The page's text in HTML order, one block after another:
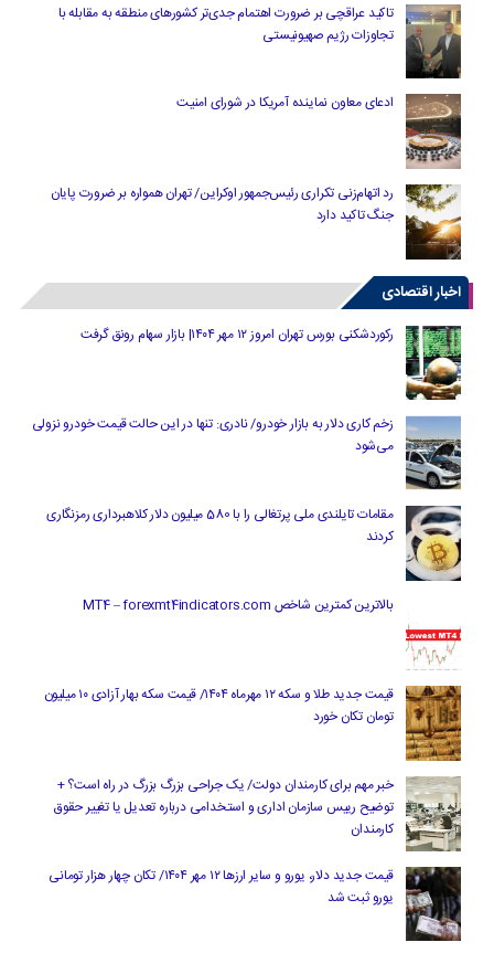
تاکید عراقچی بر ضرورت اهتمام جدی‌تر کشورهای منطقه به مقابله با
تجاوزات رژیم صهیونیستی
ادعای معاون نماینده آمریکا در شورای امنیت
رد اتهام‌زنی تکراری رئیس‌جمهور اوکراین/ تهران همواره بر ضرورت پایان
جنگ تاکید دارد
اخبار اقتصادی
رکوردشکنی بورس تهران امروز ۱۲ مهر ۱۴۰۴| بازار سهام رونق گرفت
زخم کاری دلار به بازار خودرو/ نادری: تنها در این حالت قیمت خودرو نزولی
می‌شود
مقامات تایلندی ملی پرتغالی را با 580 میلیون دلار کلاهبرداری رمزنگاری
کردند
بالاترین کمترین شاخص MT4 – forexmt4indicators.com
قیمت جدید طلا و سکه ۱۲ مهرماه ۱۴۰۴/ قیمت سکه بهار آزادی ۱۰ میلیون
تومان تکان خورد
خبر مهم برای کارمندان دولت/ یک جراحی بزرگ بزرگ در راه است؟ +
توضیح رییس سازمان اداری و استخدامی درباره تعدیل یا تغییر حقوق
کارمندان
قیمت جدید دلار، یورو و سایر ارزها ۱۲ مهر ۱۴۰۴/ تکان چهار هزار تومانی
یورو ثبت شد